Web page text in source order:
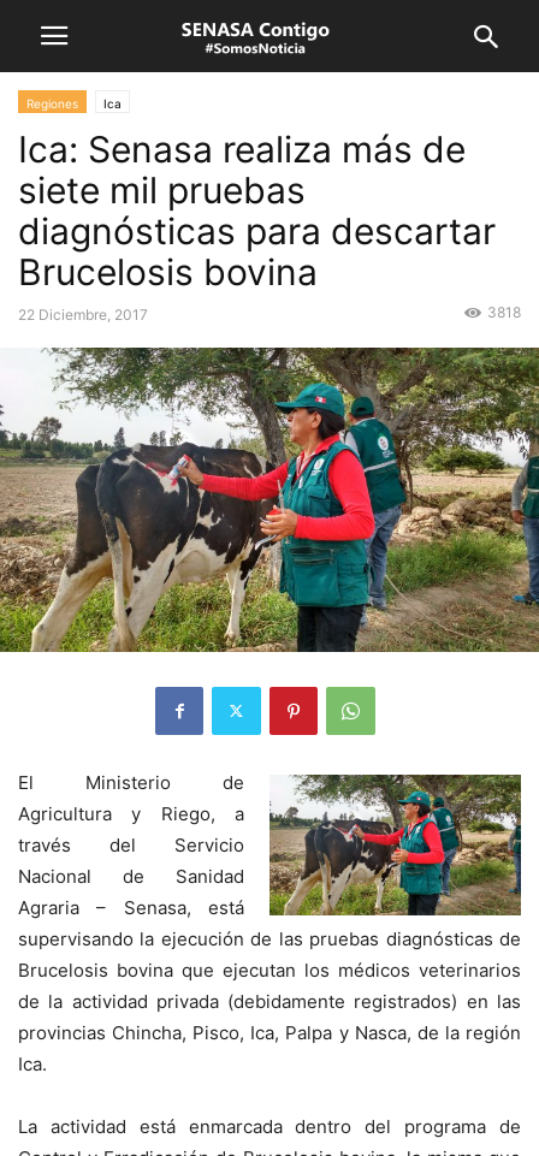
Regiones Ica
Ica: Senasa realiza más de
siete mil pruebas
diagnósticas para descartar
Brucelosis bovina
22 Diciembre, 2017 3818
El Ministerio de
Agricultura y Riego, a
través del Servicio
Nacional de Sanidad
Agraria – Senasa, está
supervisando la ejecución de las pruebas diagnósticas de
Brucelosis bovina que ejecutan los médicos veterinarios
de la actividad privada (debidamente registrados) en las
provincias Chincha, Pisco, Ica, Palpa y Nasca, de la región
Ica.
La actividad está enmarcada dentro del programa de